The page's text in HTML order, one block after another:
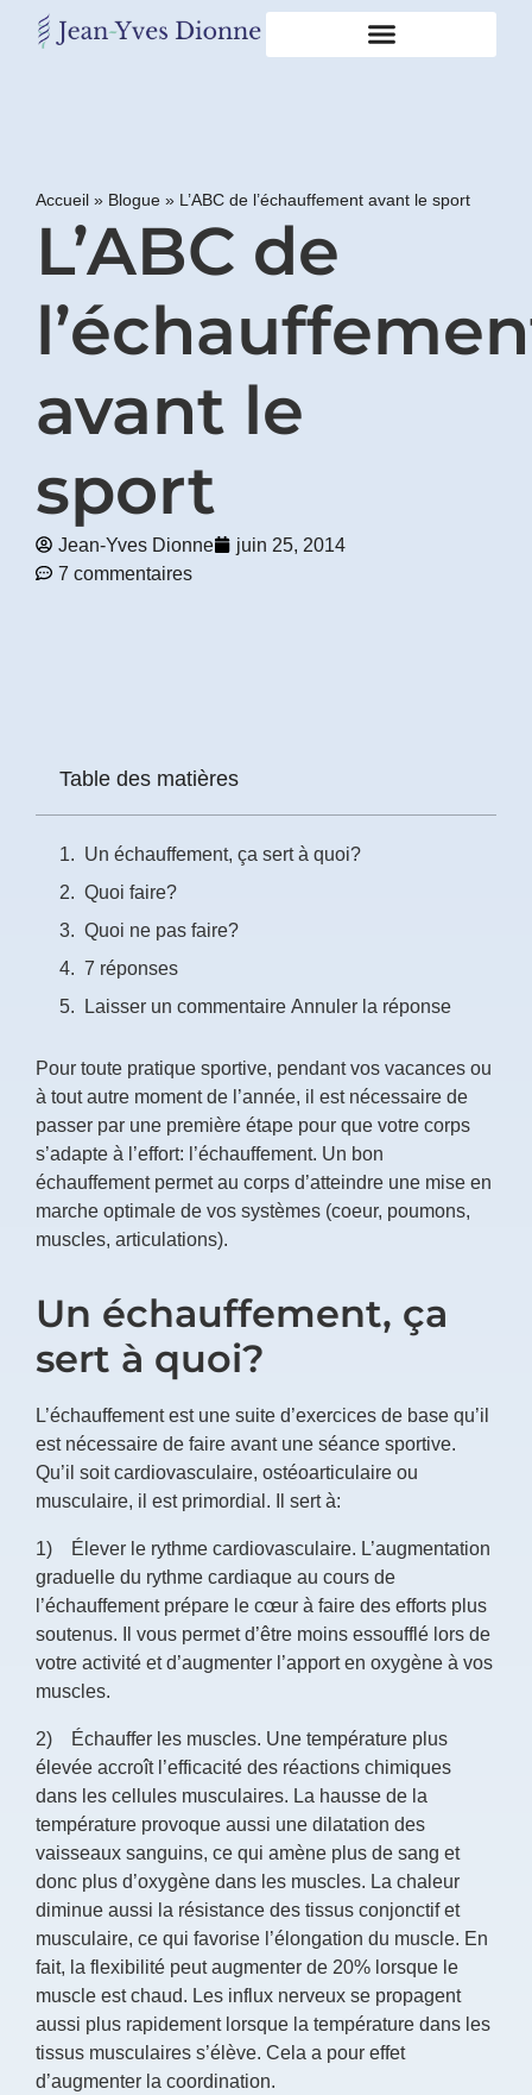
Accueil » Blogue » L’ABC de l’échauffement avant le sport
L’ABC de
avant le
sport
Jean-Yves Dionne
juin 25, 2014
7 commentaires
Table des matières
Un échauffement, ça sert à quoi?
Quoi faire?
Quoi ne pas faire?
7 réponses
Laisser un commentaire Annuler la réponse
Pour toute pratique sportive, pendant vos vacances ou
à tout autre moment de l’année, il est nécessaire de
passer par une première étape pour que votre corps
s’adapte à l’effort: l’échauffement. Un bon
échauffement permet au corps d’atteindre une mise en
marche optimale de vos systèmes (coeur, poumons,
muscles, articulations).
Un échauffement, ça
sert à quoi?
L’échauffement est une suite d’exercices de base qu’il
est nécessaire de faire avant une séance sportive.
Qu’il soit cardiovasculaire, ostéoarticulaire ou
musculaire, il est primordial. Il sert à:
1) Élever le rythme cardiovasculaire. L’augmentation
graduelle du rythme cardiaque au cours de
l’échauffement prépare le cœur à faire des efforts plus
soutenus. Il vous permet d’être moins essoufflé lors de
votre activité et d’augmenter l’apport en oxygène à vos
muscles.
2) Échauffer les muscles. Une température plus
élevée accroît l’efficacité des réactions chimiques
dans les cellules musculaires. La hausse de la
température provoque aussi une dilatation des
vaisseaux sanguins, ce qui amène plus de sang et
donc plus d’oxygène dans les muscles. La chaleur
diminue aussi la résistance des tissus conjonctif et
musculaire, ce qui favorise l’élongation du muscle. En
fait, la flexibilité peut augmenter de 20% lorsque le
muscle est chaud. Les influx nerveux se propagent
aussi plus rapidement lorsque la température dans les
tissus musculaires s’élève. Cela a pour effet
d’augmenter la coordination.
Obtenez
gratuitement
mon
"BONS
GRAS,
en
vous
à
mon
infolettre.
pourrez
désabonner
tout
temps
m'abonne